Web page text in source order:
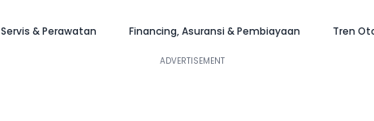
Servis & Perawatan Financing, Asuransi & Pembiayaan Tren